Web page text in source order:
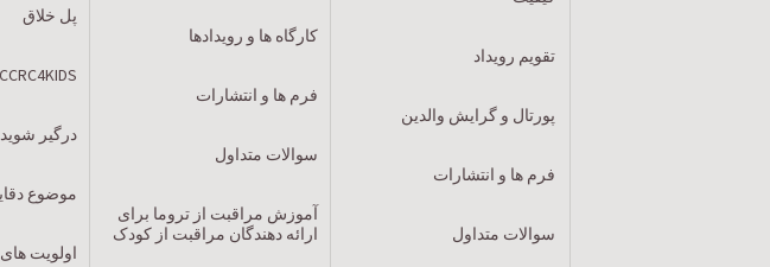
تقویم رویداد
پورتال و گرایش والدین
فرم ها و انتشارات
سوالات متداول
کارگاه ها و رویدادها
فرم ها و انتشارات
سوالات متداول
آموزش مراقبت از تروما برای
ارائه دهندگان مراقبت از کودک
پل خلاق
CCRC4KIDS در YouTube!
درگیر شوید
موضوع
اولویت